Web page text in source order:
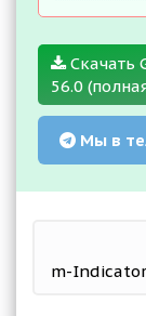
Скачать
56.0
Мы в